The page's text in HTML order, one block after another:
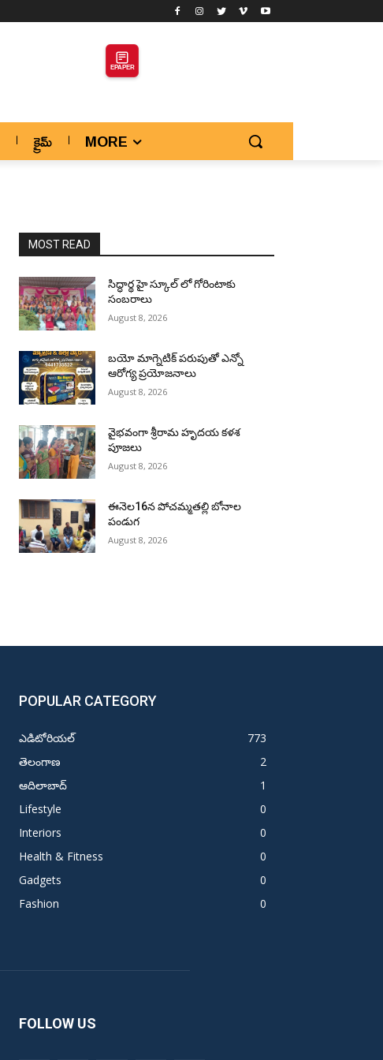
EPAPER
క్రైమ్ MORE
MOST READ
సిద్ధార్థ హై స్కూల్ లో గోరింటాకు
సంబరాలు
August 8, 2026
బయో మాగ్నెటిక్ పరుపుతో ఎన్నో
ఆరోగ్య ప్రయోజనాలు
August 8, 2026
వైభవంగా శ్రీరామ హృదయ కళశ
పూజలు
August 8, 2026
ఈనెల16న పోచమ్మతల్లి బోనాల
పండుగ
August 8, 2026
POPULAR CATEGORY
ఎడిటోరియల్
773
తెలంగాణ
2
ఆదిలాబాద్
1
Lifestyle
0
Interiors
0
Health & Fitness
0
Gadgets
0
Fashion
0
FOLLOW US